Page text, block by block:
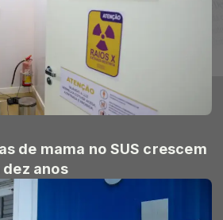
de mama no SUS crescem
anos